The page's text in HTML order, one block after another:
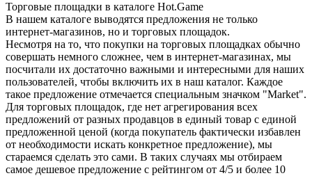
Торговые площадки в каталоге Hot.Game
В нашем каталоге выводятся предложения не только
интернет-магазинов, но и торговых площадок.
Несмотря на то, что покупки на торговых площадках обычно
совершать немного сложнее, чем в интернет-магазинах, мы
посчитали их достаточно важными и интересными для наших
пользователей, чтобы включить их в наш каталог. Каждое
такое предложение отмечается специальным значком "Market".
Для торговых площадок, где нет агрегирования всех
предложений от разных продавцов в единый товар с единой
предложенной ценой (когда покупатель фактически избавлен
от необходимости искать конкретное предложение), мы
стараемся сделать это сами. В таких случаях мы отбираем
самое дешевое предложение с рейтингом от 4/5 и более 10